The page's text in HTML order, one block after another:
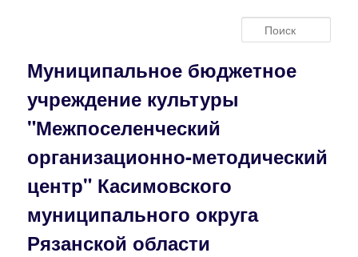
Муниципальное бюджетное
учреждение культуры
"Межпоселенческий
организационно-методический
центр" Касимовского
муниципального округа
Рязанской области